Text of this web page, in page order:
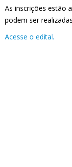
As inscrições estão
podem ser
Acesse o edital.